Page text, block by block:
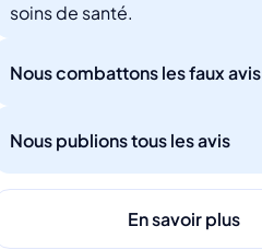
soins de santé.
Nous combattons les faux avis
Nous publions tous les avis
En savoir plus